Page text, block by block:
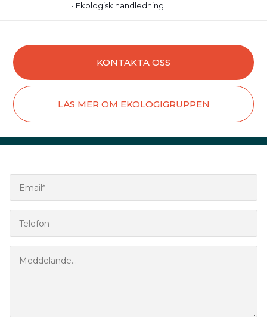
Ekologisk handledning
KONTAKTA OSS
LÄS MER OM EKOLOGIGRUPPEN